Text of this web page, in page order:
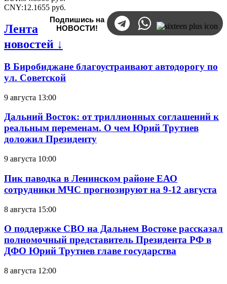
CNY:12.1655 руб.
Подпишись на
НОВОСТИ!
Лента
новостей ↓
В Биробиджане благоустраивают автодорогу по
ул. Советской
9 августа 13:00
Дальний Восток: от триллионных соглашений к
реальным переменам. О чем Юрий Трутнев
доложил Президенту
9 августа 10:00
Пик паводка в Ленинском районе ЕАО
сотрудники МЧС прогнозируют на 9-12 августа
8 августа 15:00
О поддержке СВО на Дальнем Востоке рассказал
полномочный представитель Президента РФ в
ДФО Юрий Трутнев главе государства
8 августа 12:00